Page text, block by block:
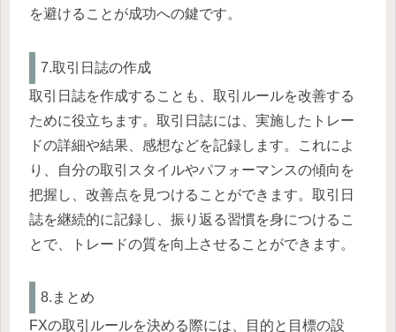
を避けることが成功への鍵です。
7.取引日誌の作成
取引日誌を作成することも、取引ルールを改善する
ために役立ちます。取引日誌には、実施したトレー
ドの詳細や結果、感想などを記録します。これによ
り、自分の取引スタイルやパフォーマンスの傾向を
把握し、改善点を見つけることができます。取引日
誌を継続的に記録し、振り返る習慣を身につけるこ
とで、トレードの質を向上させることができます。
8.まとめ
FXの取引ルールを決める際には、目的と目標の設